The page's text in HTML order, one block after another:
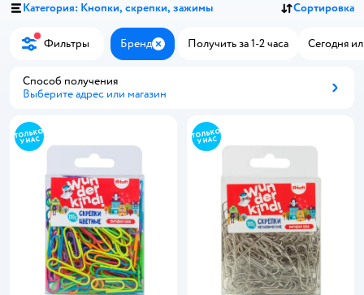
Категория: Кнопки, скрепки, зажимы Сортировка
Фильтры Бренд ЗакрытьПолучить за 1-2 часа Сегодня
Способ получения
Выберите адрес или магазин